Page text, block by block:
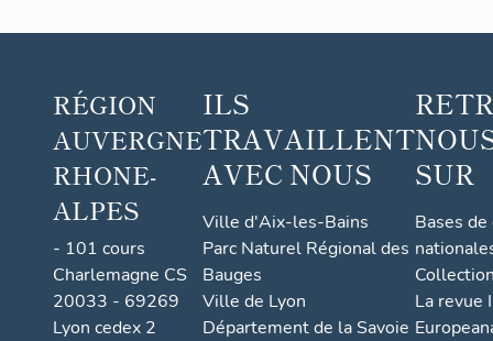
RÉGION
AUVERGNE
RHONE-
ALPES
- 101 cours
Charlemagne CS
20033 - 69269
Lyon cedex 2
ILS
TRAVAILLENT
AVEC NOUS
Ville d'Aix-les-Bains
Parc Naturel Régional des
Bauges
Ville de Lyon
Département de la Savoie
SUR
Bases
La revue